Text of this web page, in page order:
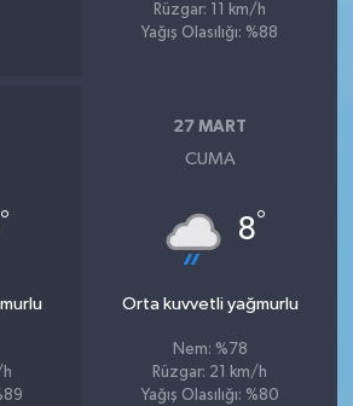
Rüzgar: 11 km/h
Yağış Olasılığı: %88
°
h
27 MART
CUMA
8°
Orta kuvvetli yağmurlu
Nem: %78
Rüzgar: 21 km/h
Yağış Olasılığı: %80